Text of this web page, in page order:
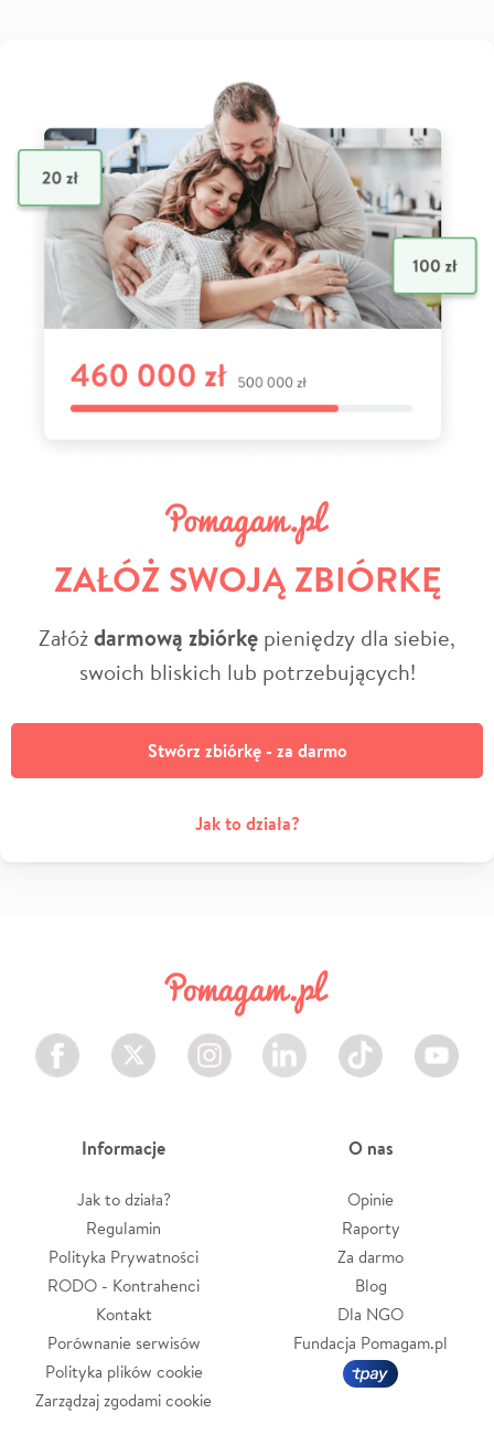
ZAŁÓŻ SWOJĄ ZBIÓRKĘ
Załóżdarmową zbiórkę pieniędzy dla siebie,
swoich bliskich lub potrzebujących!
Stwórz zbiórkę - za darmo
Jak to działa?
Facebook Twitter Instagram LinkedIn TikTok Youtube
Informacje
Jak to działa?
Regulamin
Polityka Prywatności
RODO - Kontrahenci
Kontakt
Porównanie serwisów
Polityka plików cookie
Zarządzaj zgodami cookie
O nas
Opinie
Raporty
Za darmo
Blog
Dla NGO
Fundacja Pomagam.pl